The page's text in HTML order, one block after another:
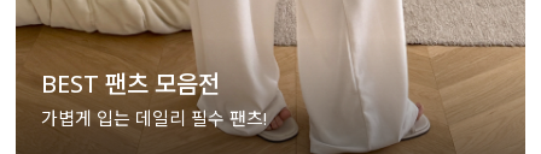
BEST 팬츠 모음전
가볍게 입는 데일리 필수 팬츠!